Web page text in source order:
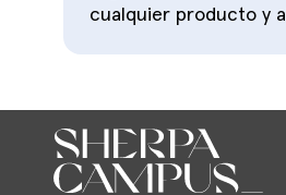
cualquier producto y al